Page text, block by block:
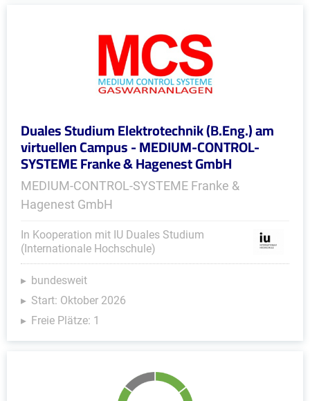
Duales Studium Elektrotechnik (B.Eng.) am
virtuellen Campus - MEDIUM-CONTROL-
SYSTEME Franke & Hagenest GmbH
MEDIUM-CONTROL-SYSTEME Franke &
Hagenest GmbH
In Kooperation mit IU Duales Studium
(Internationale Hochschule)
bundesweit
Start: Oktober 2026
Freie Plätze: 1